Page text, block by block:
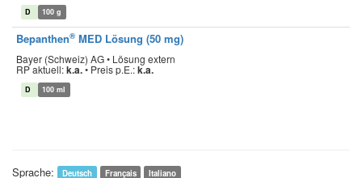
D 100 g
Bepanthen® MED Lösung (50 mg)
Bayer (Schweiz) AG • Lösung extern
RP aktuell:k.a.• Preis p.E.:k.a.
D 100 ml
Sprache: Deutsch Français Italiano